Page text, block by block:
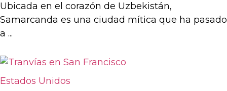
Ubicada en el corazón de Uzbekistán,
Samarcanda es una ciudad mítica que ha pasado
a ...
Estados Unidos